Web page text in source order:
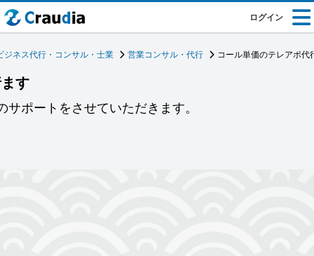
ログイン
ジネス代行・コンサル・士業 営業コンサル・代行 コール単価のテレアポ代
す
ポートをさせていただきます。